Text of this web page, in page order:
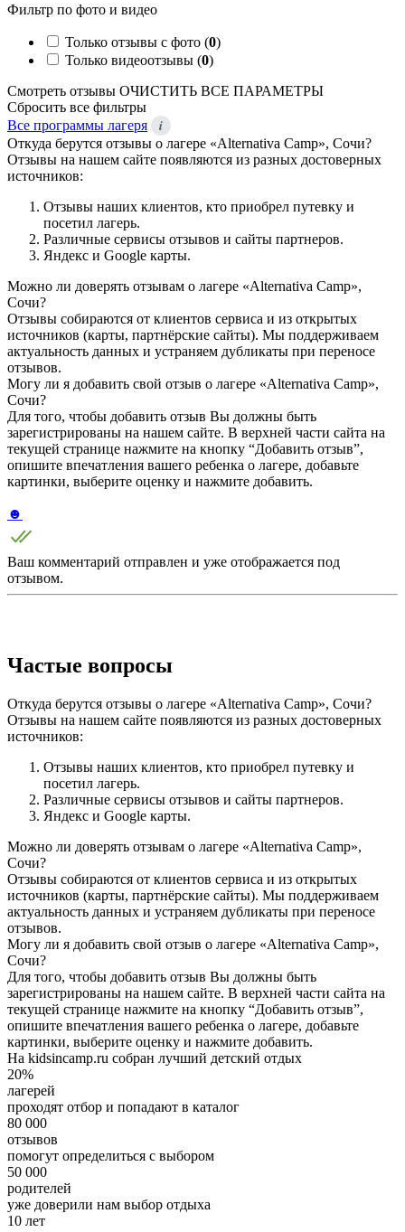
Фильтр по фото и видео
Только отзывы с фото (0)
Только видеоотзывы (0)
Смотреть отзывы ОЧИСТИТЬ ВСЕ ПАРАМЕТРЫ
Сбросить все фильтры
Все программы лагеря
i
Откуда берутся отзывы о лагере «Alternativa Camp», Сочи?
Отзывы на нашем сайте появляются из разных достоверных
источников:
Отзывы наших клиентов, кто приобрел путевку и
посетил лагерь.
Различные сервисы отзывов и сайты партнеров.
Яндекс и Google карты.
Можно ли доверять отзывам о лагере «Alternativa Camp»,
Сочи?
Отзывы собираются от клиентов сервиса и из открытых
источников (карты, партнёрские сайты). Мы поддерживаем
актуальность данных и устраняем дубликаты при переносе
отзывов.
Могу ли я добавить свой отзыв о лагере «Alternativa Camp»,
Сочи?
Для того, чтобы добавить отзыв Вы должны быть
зарегистрированы на нашем сайте. В верхней части сайта на
текущей странице нажмите на кнопку “Добавить отзыв”,
опишите впечатления вашего ребенка о лагере, добавьте
картинки, выберите оценку и нажмите добавить.
☻
Ваш комментарий отправлен и уже отображается под
отзывом.
Частые вопросы
Откуда берутся отзывы о лагере «Alternativa Camp», Сочи?
Отзывы на нашем сайте появляются из разных достоверных
источников:
Отзывы наших клиентов, кто приобрел путевку и
посетил лагерь.
Различные сервисы отзывов и сайты партнеров.
Яндекс и Google карты.
Можно ли доверять отзывам о лагере «Alternativa Camp»,
Сочи?
Отзывы собираются от клиентов сервиса и из открытых
источников (карты, партнёрские сайты). Мы поддерживаем
актуальность данных и устраняем дубликаты при переносе
отзывов.
Могу ли я добавить свой отзыв о лагере «Alternativa Camp»,
Сочи?
Для того, чтобы добавить отзыв Вы должны быть
зарегистрированы на нашем сайте. В верхней части сайта на
текущей странице нажмите на кнопку “Добавить отзыв”,
опишите впечатления вашего ребенка о лагере, добавьте
картинки, выберите оценку и нажмите добавить.
На kidsincamp.ru собран лучший детский отдых
20%
лагерей
проходят отбор и попадают в каталог
80 000
отзывов
помогут определиться с выбором
50 000
родителей
уже доверили нам выбор отдыха
10 лет